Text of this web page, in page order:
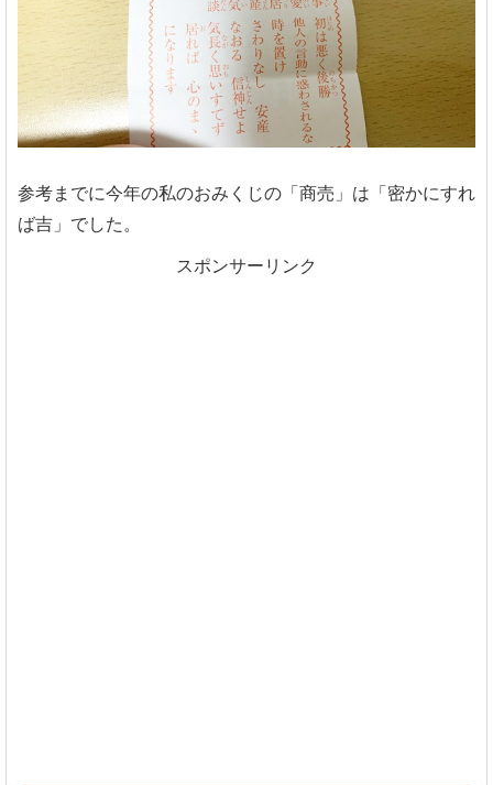
参考までに今年の私のおみくじの「商売」は「密かにすれ
ば吉」でした。
スポンサーリンク